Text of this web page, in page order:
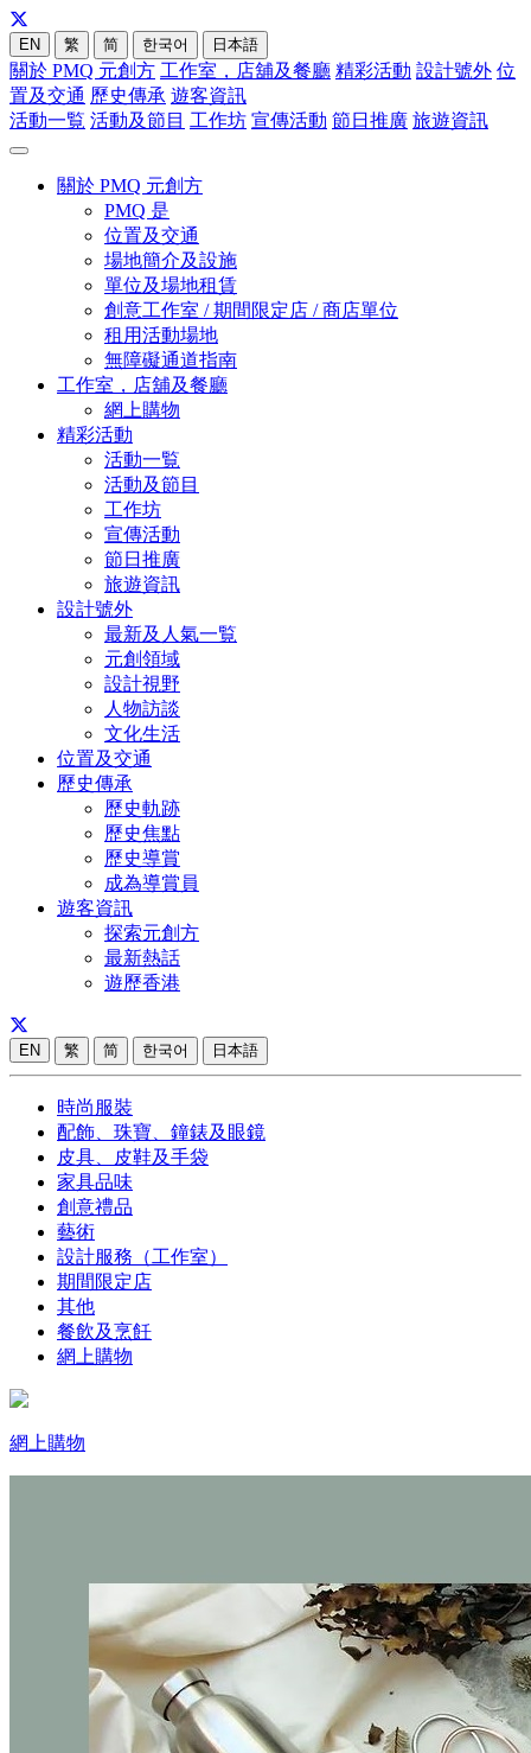
EN 繁 简 한국어 日本語
關於 PMQ 元創方 工作室，店舖及餐廳 精彩活動 設計號外 位
置及交通 歷史傳承 遊客資訊
活動一覧 活動及節目 工作坊 宣傳活動 節日推廣 旅遊資訊
關於 PMQ 元創方
PMQ 是
位置及交通
場地簡介及設施
單位及場地租賃
創意工作室 / 期間限定店 / 商店單位
租用活動場地
無障礙通道指南
工作室，店舖及餐廳
網上購物
精彩活動
活動一覧
活動及節目
工作坊
宣傳活動
節日推廣
旅遊資訊
設計號外
最新及人氣一覧
元創領域
設計視野
人物訪談
文化生活
位置及交通
歷史傳承
歷史軌跡
歷史焦點
歷史導賞
成為導賞員
遊客資訊
探索元創方
最新熱話
遊歷香港
EN 繁 简 한국어 日本語
時尚服裝
配飾、珠寶、鐘錶及眼鏡
皮具、皮鞋及手袋
家具品味
創意禮品
藝術
設計服務（工作室）
期間限定店
其他
餐飲及烹飪
網上購物
網上購物